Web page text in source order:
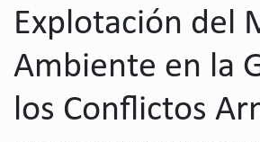
Explotación del
Ambiente en la
los Conflictos